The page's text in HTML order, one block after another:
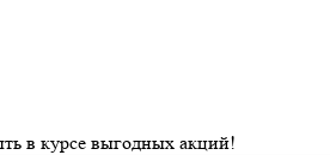
в курсе выгодных акций!